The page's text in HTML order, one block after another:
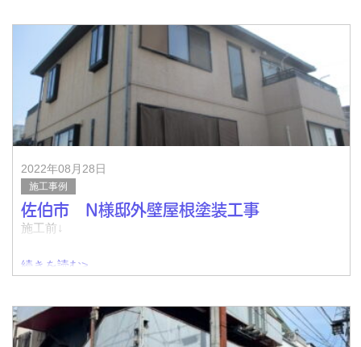
少し錆が出始めているという事で依頼をいただき、今回は
遮熱塗料での施工を採用していただきました。
遮熱塗装を施工することにより・・・太陽光を効率良く反
射
2022年08月28日
施工事例
佐伯市 N様邸外壁屋根塗装工事
施工前↓
施工前↓
続きを読む>